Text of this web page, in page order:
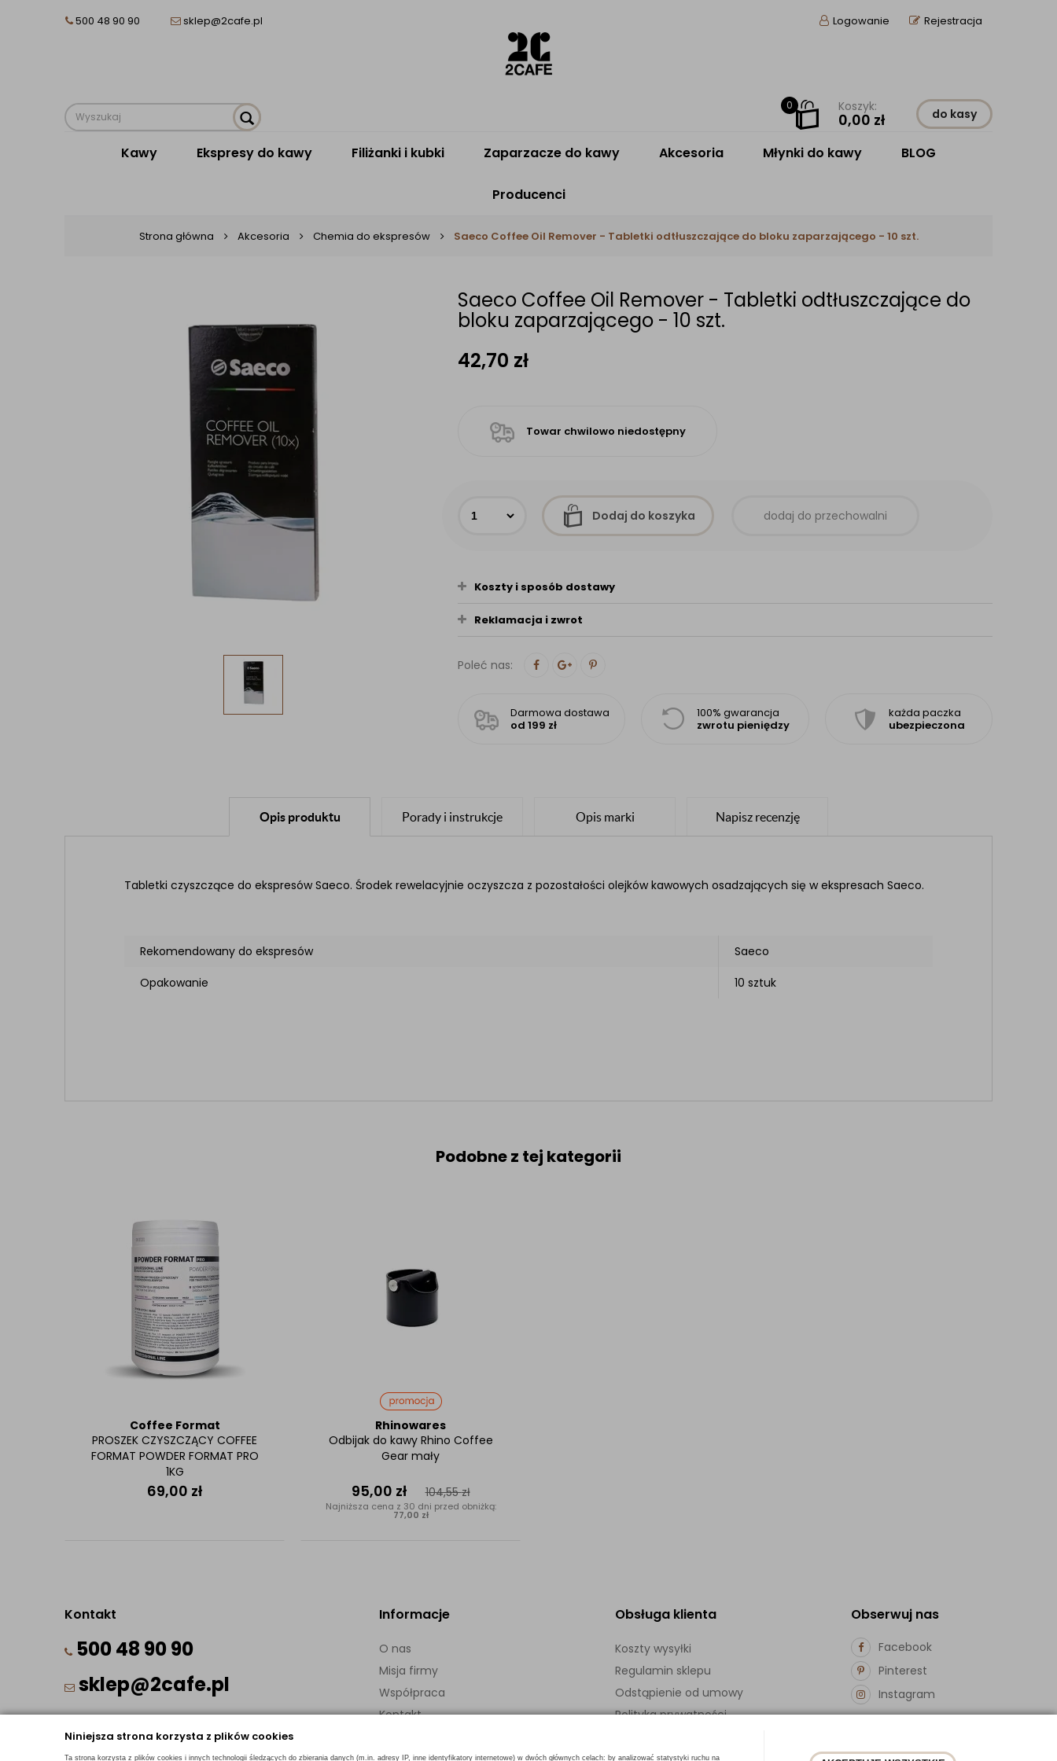
Niniejsza strona korzysta z plików cookies
Ta strona korzysta z plików cookies i innych technologii śledzących do zbierania danych (m.in. adresy IP, inne identyfikatory internetowe) w dwóch głównych celach: by analizować statystyki ruchu na
500 48 90 90 sklep@2cafe.pl Logowanie Rejestracja
0 Koszyk:
0,00 zł do kasy
Kawy Ekspresy do kawy Filiżanki i kubki Zaparzacze do kawy Akcesoria Młynki do kawy BLOG
Producenci
Strona główna Akcesoria Chemia do ekspresów Saeco Coffee Oil Remover - Tabletki odtłuszczające do bloku zaparzającego - 10 szt.
Saeco Coffee Oil Remover - Tabletki odtłuszczające do
bloku zaparzającego - 10 szt.
42,70 zł
Towar chwilowo niedostępny
Dodaj do koszyka dodaj do przechowalni
Koszty i sposób dostawy
Reklamacja i zwrot
Poleć nas:
Darmowa dostawa
od 199 zł
100% gwarancja
zwrotu pieniędzy
każda paczka
ubezpieczona
Opis produktu Porady i instrukcje Opis marki Napisz recenzję
Tabletki czyszczące do ekspresów Saeco. Środek rewelacyjnie oczyszcza z pozostałości olejków kawowych osadzających się w ekspresach Saeco.
Rekomendowany do ekspresów
Saeco
Opakowanie
10 sztuk
Podobne z tej kategorii
Coffee Format
PROSZEK CZYSZCZĄCY COFFEE
FORMAT POWDER FORMAT PRO
1KG
69,00 zł
Rhinowares
Odbijak do kawy Rhino Coffee
Gear mały
95,00 zł 104,55zł
Najniższa cena z 30 dni przed obniżką:
77,00 zł
Kontakt
500 48 90 90
sklep@2cafe.pl
Obserwuj nas
Facebook
Pinterest
Instagram
Informacje
O nas
Misja firmy
Współpraca
Kontakt
Obsługa klienta
Koszty wysyłki
Regulamin sklepu
Odstąpienie od umowy
Polityka prywatności